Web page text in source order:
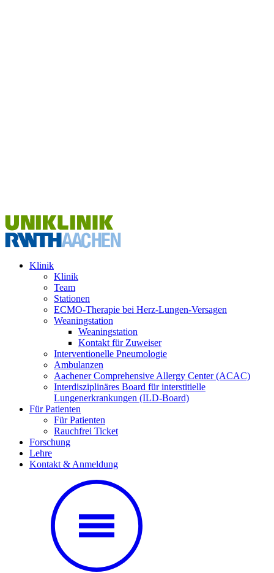
Klinik
Klinik
Team
Stationen
ECMO-Therapie bei Herz-Lungen-Versagen
Weaningstation
Weaningstation
Kontakt für Zuweiser
Interventionelle Pneumologie
Ambulanzen
Aachener Comprehensive Allergy Center (ACAC)
Interdisziplinäres Board für interstitielle
Lungenerkrankungen (ILD-Board)
Für Patienten
Für Patienten
Rauchfrei Ticket
Forschung
Lehre
Kontakt & Anmeldung